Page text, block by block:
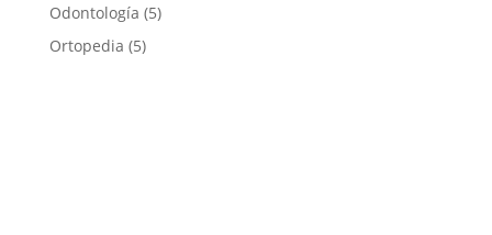
Odontología (5)
Ortopedia (5)